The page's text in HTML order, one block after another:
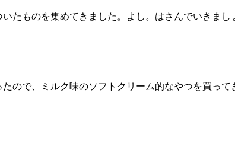
たものを集めてきました。よし。はさんでいきまし
ので、ミルク味のソフトクリーム的なやつを買って